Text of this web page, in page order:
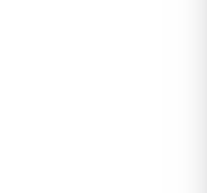
このコンテストでも
ートまたはオフサイ